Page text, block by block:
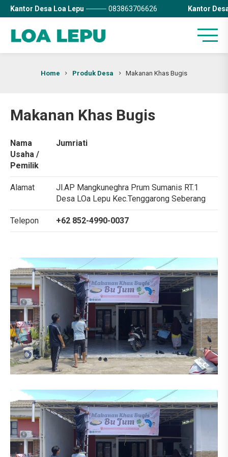
Kantor Desa Loa Lepu 083863706626 Kantor
Home Produk Desa Makanan Khas Bugis
Makanan Khas Bugis
Nama
Usaha /
Pemilik
Jumriati
Alamat
Jl.AP Mangkuneghra Prum Sumanis RT.1
Desa LOa Lepu Kec.Tenggarong Seberang
Telepon +62 852-4990-0037